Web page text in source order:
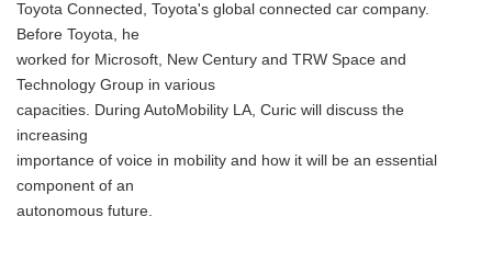
Toyota Connected, Toyota's global connected car company.
Before Toyota, he
worked for Microsoft, New Century and TRW Space and
Technology Group in various
capacities. During AutoMobility LA, Curic will discuss the
increasing
importance of voice in mobility and how it will be an essential
component of an
autonomous future.